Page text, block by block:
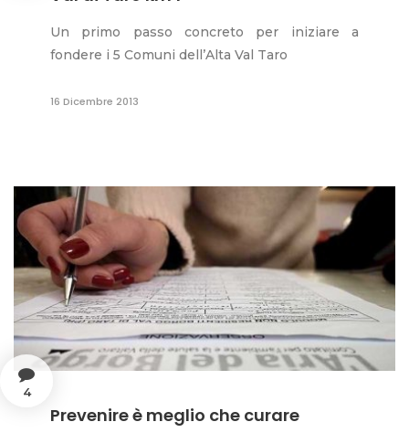
Un primo passo concreto per iniziare a
fondere i 5 Comuni dell’Alta Val Taro
16 Dicembre 2013
4
Prevenire è meglio che curare